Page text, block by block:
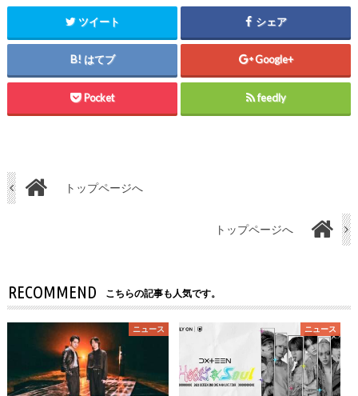
ツイート シェア
はてブ Google+
Pocket feedly
トップページへ
トップページへ
RECOMMEND こちらの記事も人気です。
ニュース ニュース